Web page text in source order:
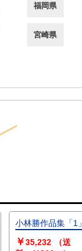
福岡県
宮崎県
小林勝作品集「1」
￥35,232
（送